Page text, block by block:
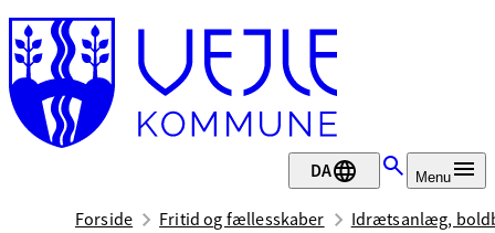
DA Menu
Forside Fritid og fællesskaber Idrætsanlæg,